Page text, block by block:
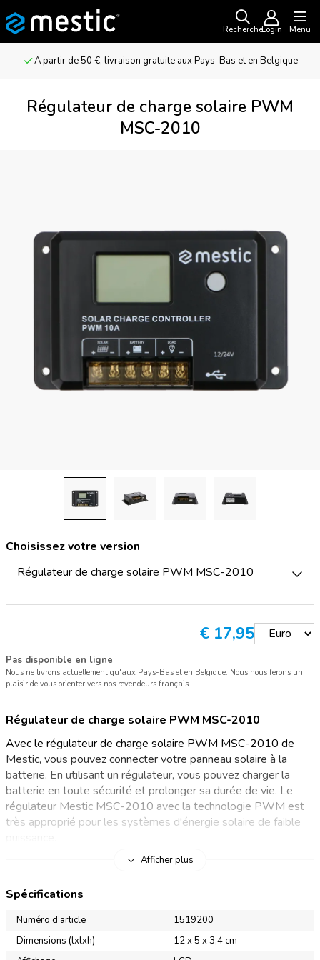
RechercheLogin Menu
A partir de 50 €, livraison gratuite aux Pays-Bas et en Belgique
Régulateur de charge solaire PWM
MSC-2010
Choisissez votre version
Régulateur de charge solaire PWM MSC-2010
€ 17,95
Pas disponible en ligne
Nous ne livrons actuellement qu'aux Pays-Bas et en Belgique. Nous nous ferons un
plaisir de vous orienter vers nos revendeurs français.
Régulateur de charge solaire PWM MSC-2010
Avec le régulateur de charge solaire PWM MSC-2010 de
Mestic, vous pouvez connecter votre panneau solaire à la
batterie. En utilisant un régulateur, vous pouvez charger la
batterie en toute sécurité et prolonger sa durée de vie. Le
régulateur Mestic MSC-2010 avec la technologie PWM est
très approprié pour les systèmes d'énergie solaire de faible
Un régulateur de charge ajuste le niveau de tension du
panneau solaire en fonction de la tension de la batterie. Cela
permet de charger la batterie en toute sécurité et de
Afficher plus
Spécifications
Numéro d’article
1519200
Dimensions (lxlxh)
12 x 5 x 3,4 cm